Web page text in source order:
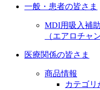
一般・患者の皆さま
MDI用吸入補
（エアロチャ
医療関係の皆さま
商品情報
カテゴリ